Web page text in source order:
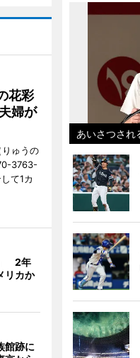
花彩
婦が
りゅうの
3763-
て1カ
2年
リカか
館跡に
あいさつされ